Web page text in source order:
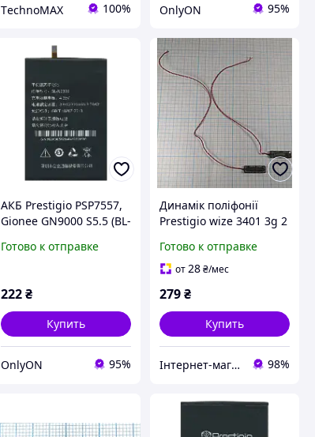
ТechnoMAX 100% OnlyON 95%
АКБ Prestigio PSP7557,
Gionee GN9000 S5.5 (BL-
Готово к отправке
222 ₴
Купить
OnlyON 95%
Динамік поліфонії
Prestigio wize 3401 3g 2
Original б/в
Готово к отправке
от 28₴/мес
279₴
Купить
Інтернет-магазин "SHRAK" 98%